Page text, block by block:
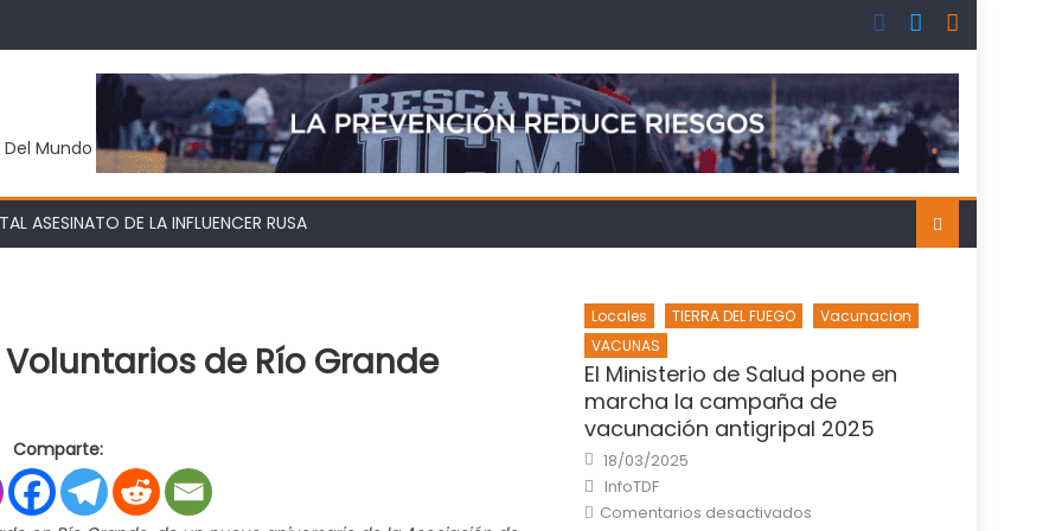
Mundo
ASESINATO DE LA INFLUENCER RUSA
de Río Grande
Comparte:
Locales TIERRA DEL FUEGO
Vacunacion
VACUNAS
El Ministerio de Salud pone en
marcha la campaña de
vacunación antigripal 2025
Posted
on
18/03/2025
Author
InfoTDF
Comentarios desactivados